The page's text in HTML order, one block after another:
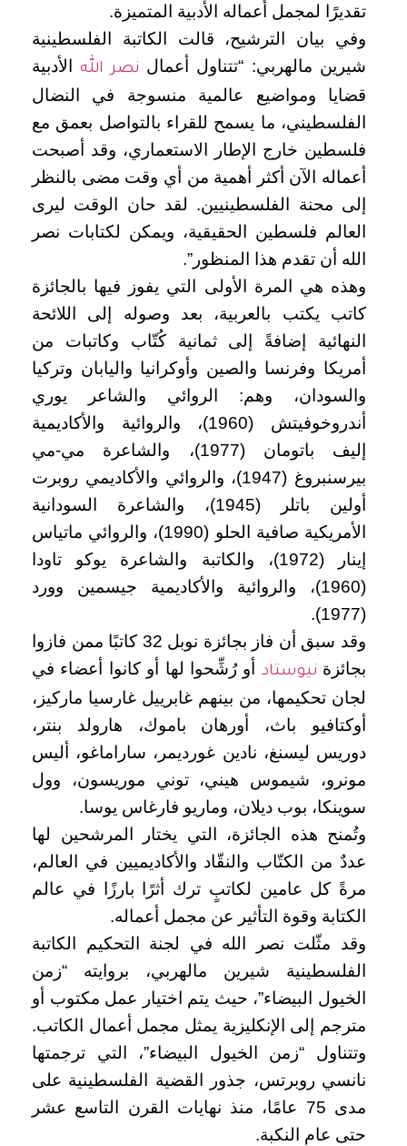
تقديرًا لمجمل أعماله الأدبية المتميزة.
وفي بيان الترشيح، قالت الكاتبة الفلسطينية
شيرين مالهربي: “تتناول أعمال نصر اللهالأدبية
قضايا ومواضيع عالمية منسوجة في النضال
الفلسطيني، ما يسمح للقراء بالتواصل بعمق مع
فلسطين خارج الإطار الاستعماري، وقد أصبحت
أعماله الآن أكثر أهمية من أي وقت مضى بالنظر
إلى محنة الفلسطينيين. لقد حان الوقت ليرى
العالم فلسطين الحقيقية، ويمكن لكتابات نصر
الله أن تقدم هذا المنظور”.
وهذه هي المرة الأولى التي يفوز فيها بالجائزة
كاتب يكتب بالعربية، بعد وصوله إلى اللائحة
النهائية إضافةً إلى ثمانية كُتّاب وكاتبات من
أمريكا وفرنسا والصين وأوكرانيا واليابان وتركيا
والسودان، وهم: الروائي والشاعر يوري
أندروخوفيتش (1960)، والروائية والأكاديمية
إليف باتومان (1977)، والشاعرة مي-مي
بيرسنبروغ (1947)، والروائي والأكاديمي روبرت
أولين باتلر (1945)، والشاعرة السودانية
الأمريكية صافية الحلو (1990)، والروائي ماتياس
إينار (1972)، والكاتبة والشاعرة يوكو تاودا
(1960)، والروائية والأكاديمية جيسمين وورد
(1977).
وقد سبق أن فاز بجائزة نوبل 32 كاتبًا ممن فازوا
بجائزة نيوستاد أو رُشِّحوا لها أو كانوا أعضاء في
لجان تحكيمها، من بينهم غابرييل غارسيا ماركيز،
أوكتافيو باث، أورهان باموك، هارولد بنتر،
دوريس ليسنغ، نادين غورديمر، ساراماغو، أليس
مونرو، شيموس هيني، توني موريسون، وول
سوينكا، بوب ديلان، وماريو فارغاس يوسا.
وتُمنح هذه الجائزة، التي يختار المرشحين لها
عددٌ من الكتّاب والنقّاد والأكاديميين في العالم،
مرةً كل عامين لكاتبٍ ترك أثرًا بارزًا في عالم
الكتابة وقوة التأثير عن مجمل أعماله.
وقد مثّلت نصر الله في لجنة التحكيم الكاتبة
الفلسطينية شيرين مالهربي، بروايته “زمن
الخيول البيضاء”، حيث يتم اختيار عمل مكتوب أو
مترجم إلى الإنكليزية يمثل مجمل أعمال الكاتب.
وتتناول “زمن الخيول البيضاء”، التي ترجمتها
نانسي روبرتس، جذور القضية الفلسطينية على
مدى 75 عامًا، منذ نهايات القرن التاسع عشر
حتى عام النكبة.